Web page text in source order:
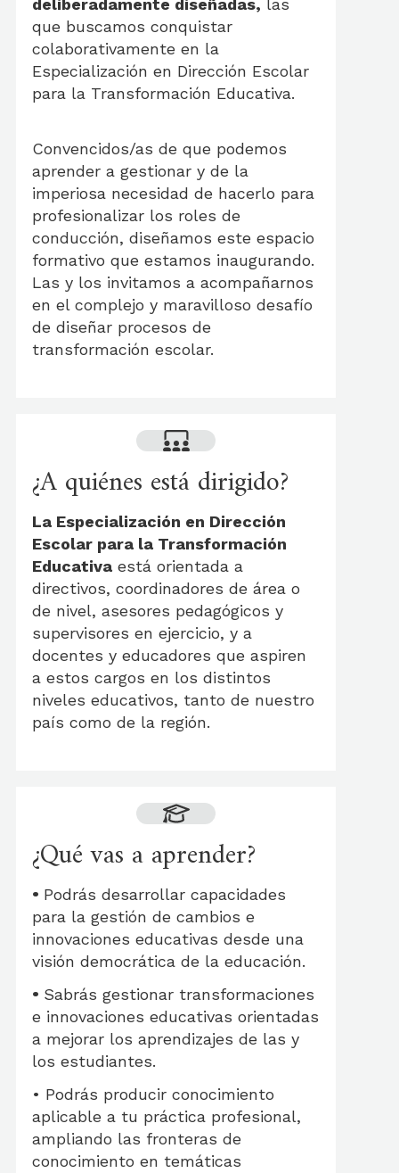
deliberadamente diseñadas, las
que buscamos conquistar
colaborativamente en la
Especialización en Dirección Escolar
para la Transformación Educativa.
Convencidos/as de que podemos
aprender a gestionar y de la
imperiosa necesidad de hacerlo para
profesionalizar los roles de
conducción, diseñamos este espacio
formativo que estamos inaugurando.
Las y los invitamos a acompañarnos
en el complejo y maravilloso desafío
de diseñar procesos de
transformación escolar.
¿A quiénes está dirigido?
La Especialización en Dirección
Escolar para la Transformación
Educativa está orientada a
directivos, coordinadores de área o
de nivel, asesores pedagógicos y
supervisores en ejercicio, y a
docentes y educadores que aspiren
a estos cargos en los distintos
niveles educativos, tanto de nuestro
país como de la región.
¿Qué vas a aprender?
• Podrás desarrollar capacidades
para la gestión de cambios e
innovaciones educativas desde una
visión democrática de la educación.
• Sabrás gestionar transformaciones
e innovaciones educativas orientadas
a mejorar los aprendizajes de las y
los estudiantes.
• Podrás producir conocimiento
aplicable a tu práctica profesional,
ampliando las fronteras de
conocimiento en temáticas